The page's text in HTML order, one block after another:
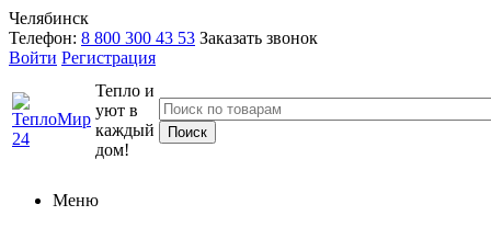
Челябинск
Телефон: 8 800 300 43 53 Заказать звонок
Войти Регистрация
Тепло и
уют в
каждый
дом!
Меню